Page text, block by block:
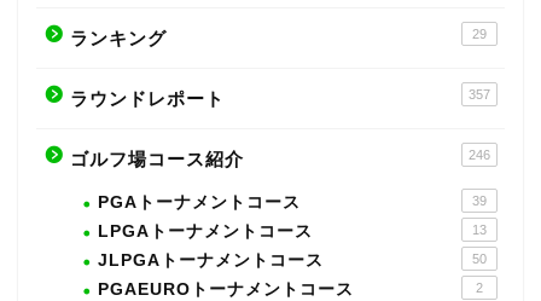
ランキング 29
ラウンドレポート 357
ゴルフ場コース紹介 246
PGAトーナメントコース 39
LPGAトーナメントコース 13
JLPGAトーナメントコース 50
PGAEUROトーナメントコース 2